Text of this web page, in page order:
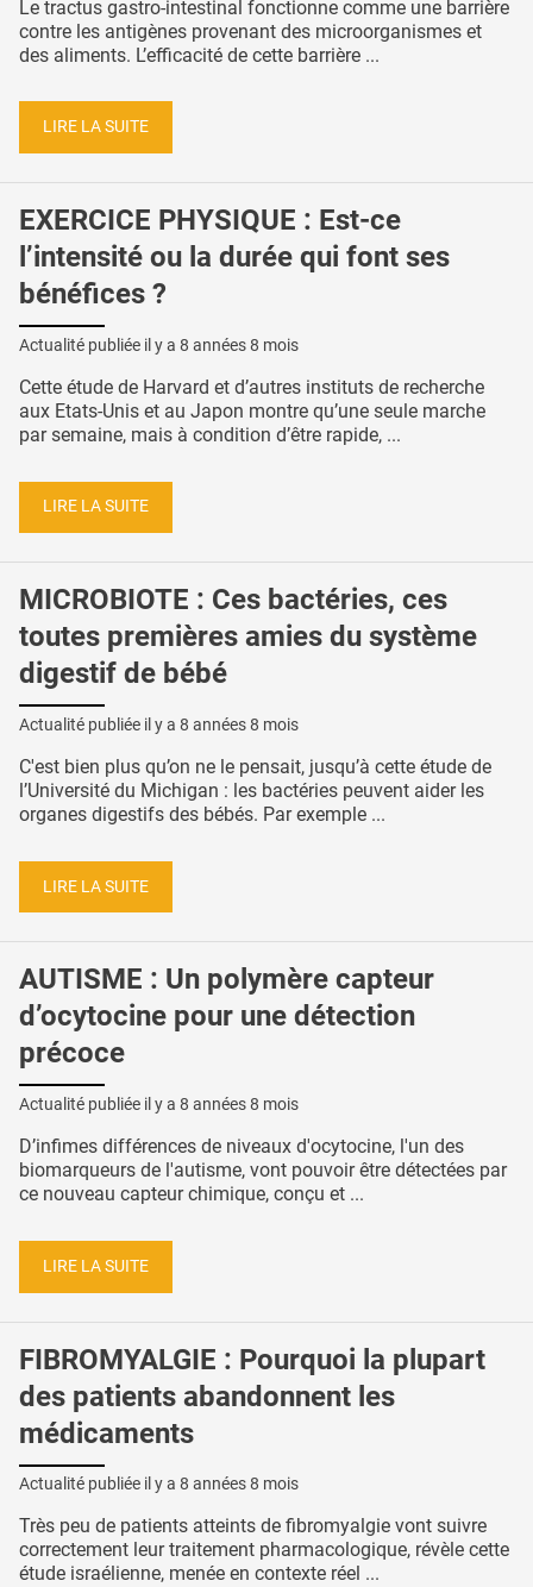
Le tractus gastro-intestinal fonctionne comme une barrière
contre les antigènes provenant des microorganismes et
des aliments. L’efficacité de cette barrière ...
LIRE LA SUITE
EXERCICE PHYSIQUE : Est-ce
l’intensité ou la durée qui font ses
bénéfices ?
Actualité publiée il y a 8 années 8 mois
Cette étude de Harvard et d’autres instituts de recherche
aux Etats-Unis et au Japon montre qu’une seule marche
par semaine, mais à condition d’être rapide, ...
LIRE LA SUITE
MICROBIOTE : Ces bactéries, ces
toutes premières amies du système
digestif de bébé
Actualité publiée il y a 8 années 8 mois
C'est bien plus qu’on ne le pensait, jusqu’à cette étude de
l’Université du Michigan : les bactéries peuvent aider les
organes digestifs des bébés. Par exemple ...
LIRE LA SUITE
AUTISME : Un polymère capteur
d’ocytocine pour une détection
précoce
Actualité publiée il y a 8 années 8 mois
D’infimes différences de niveaux d'ocytocine, l'un des
biomarqueurs de l'autisme, vont pouvoir être détectées par
ce nouveau capteur chimique, conçu et ...
LIRE LA SUITE
FIBROMYALGIE : Pourquoi la plupart
des patients abandonnent les
médicaments
Actualité publiée il y a 8 années 8 mois
Très peu de patients atteints de fibromyalgie vont suivre
correctement leur traitement pharmacologique, révèle cette
étude israélienne, menée en contexte réel ...